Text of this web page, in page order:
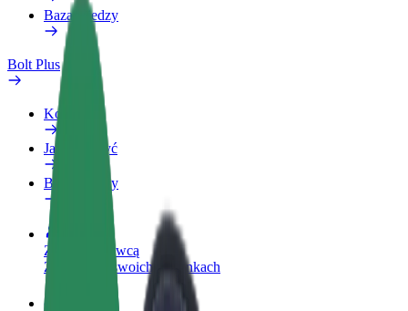
Baza wiedzy
Bolt Plus
Korzyści
Jak dołączyć
Baza wiedzy
Zostań kierowcą
Zarabiaj na swoich warunkach